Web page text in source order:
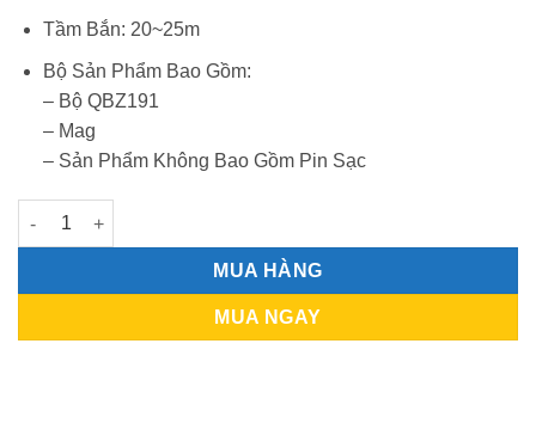
Tầm Bắn: 20~25m
Bộ Sản Phẩm Bao Gồm:
– Bộ QBZ191
– Mag
– Sản Phẩm Không Bao Gồm Pin Sạc
QBZ191 Gelgun số lượng
MUA HÀNG
MUA NGAY